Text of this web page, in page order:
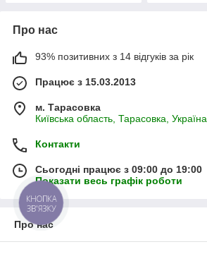
Про нас
93% позитивних з 14 відгуків за рік
Працює з 15.03.2013
м. Тарасовка
Київська область, Тарасовка, Україна
Контакти
Сьогодні працює з 09:00 до 19:00
Показати весь графік роботи
Про нас
КНОПКА
ЗВ'ЯЗКУ